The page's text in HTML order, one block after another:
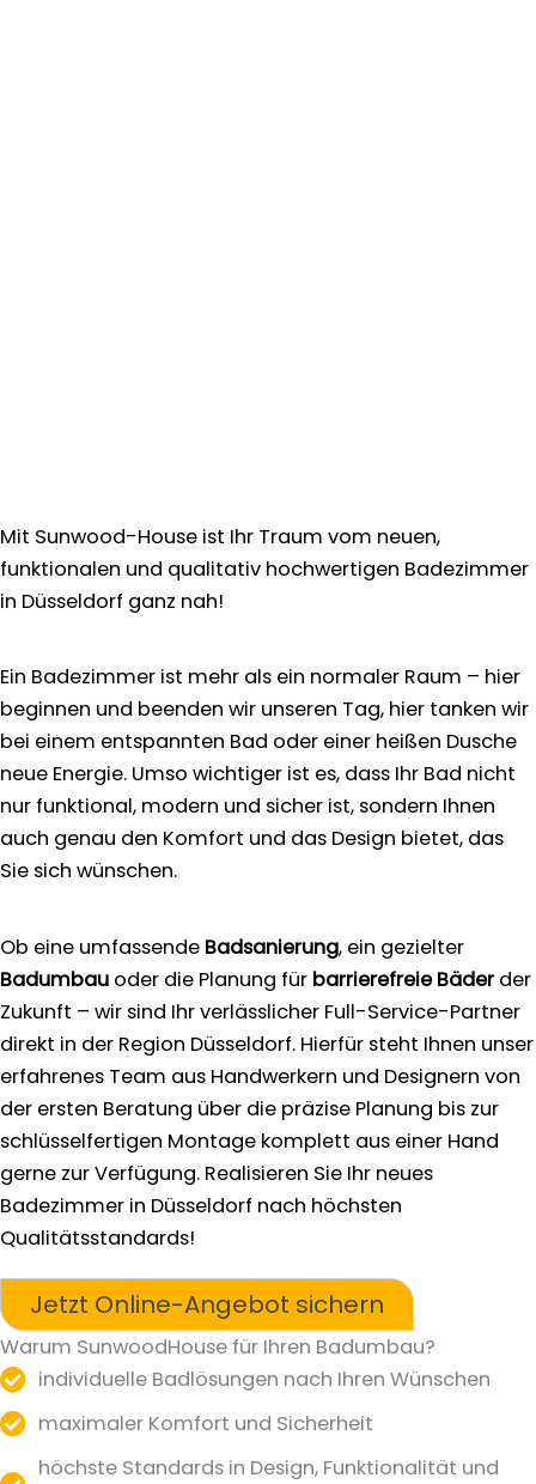
Mit Sunwood-House ist Ihr Traum vom neuen,
funktionalen und qualitativ hochwertigen Badezimmer
in Düsseldorf ganz nah!
Ein Badezimmer ist mehr als ein normaler Raum – hier
beginnen und beenden wir unseren Tag, hier tanken wir
bei einem entspannten Bad oder einer heißen Dusche
neue Energie. Umso wichtiger ist es, dass Ihr Bad nicht
nur funktional, modern und sicher ist, sondern Ihnen
auch genau den Komfort und das Design bietet, das
Sie sich wünschen.
Ob eine umfassende Badsanierung, ein gezielter
Badumbau oder die Planung für barrierefreie Bäderder
Zukunft – wir sind Ihr verlässlicher Full-Service-Partner
direkt in der Region Düsseldorf. Hierfür steht Ihnen unser
erfahrenes Team aus Handwerkern und Designern von
der ersten Beratung über die präzise Planung bis zur
schlüsselfertigen Montage komplett aus einer Hand
gerne zur Verfügung. Realisieren Sie Ihr neues
Badezimmer in Düsseldorf nach höchsten
Qualitätsstandards!
Jetzt Online-Angebot sichern
Warum SunwoodHouse für Ihren Badumbau?
individuelle Badlösungen nach Ihren Wünschen
maximaler Komfort und Sicherheit
höchste Standards in Design, Funktionalität und